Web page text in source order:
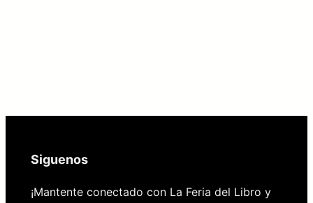
Siguenos
¡Mantente conectado con La Feria del Libro y